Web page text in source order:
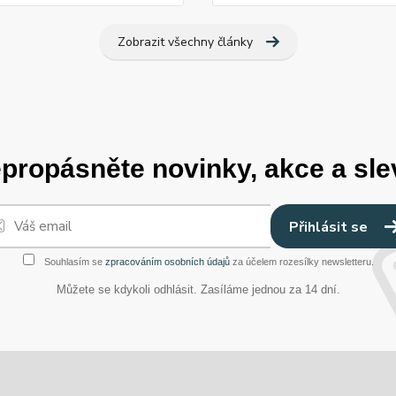
Zobrazit všechny články
novinky, akce a
Přihlásit se
Souhlasím se zpracováním osobních údajůza účelem rozesílky newsletteru.
Můžete se kdykoli odhlásit. Zasíláme jednou za 14 dní.